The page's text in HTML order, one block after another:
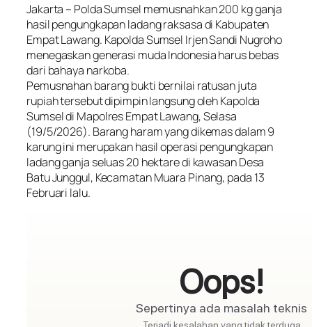
Jakarta – Polda Sumsel memusnahkan 200 kg ganja
hasil pengungkapan ladang raksasa di Kabupaten
Empat Lawang. Kapolda Sumsel Irjen Sandi Nugroho
menegaskan generasi muda Indonesia harus bebas
dari bahaya narkoba.
Pemusnahan barang bukti bernilai ratusan juta
rupiah tersebut dipimpin langsung oleh Kapolda
Sumsel di Mapolres Empat Lawang, Selasa
(19/5/2026). Barang haram yang dikemas dalam 9
karung ini merupakan hasil operasi pengungkapan
ladang ganja seluas 20 hektare di kawasan Desa
Batu Junggul, Kecamatan Muara Pinang, pada 13
Februari lalu.